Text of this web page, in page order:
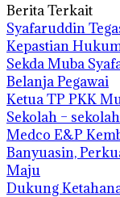
Berita Terkait
Syafaruddin
Kepastian
Sekda Muba
Belanja Pegawai
Ketua TP PKK
Sekolah – sekolah
Medco E&P
Banyuasin,
Maju
Dukung